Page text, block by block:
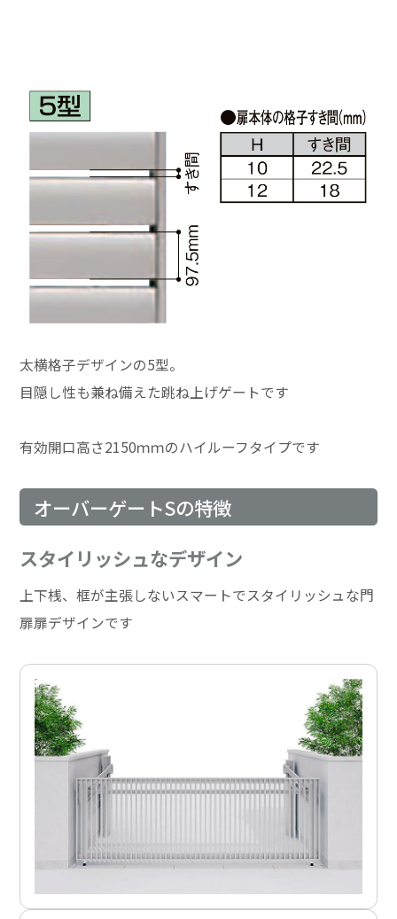
太横格子デザインの5型。
目隠し性も兼ね備えた跳ね上げゲートです
有効開口高さ2150ｍｍのハイルーフタイプです
オーバーゲートSの特徴
スタイリッシュなデザイン
上下桟、框が主張しないスマートでスタイリッシュな門
扉扉デザインです